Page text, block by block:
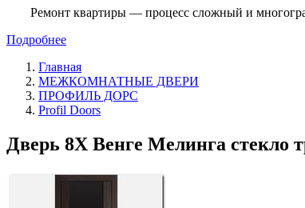
Ремонт квартиры — процесс сложный и
Подробнее
Главная
МЕЖКОМНАТНЫЕ ДВЕРИ
ПРОФИЛЬ ДОРС
Profil Doors
Дверь 8X Венге Мелинга стекло